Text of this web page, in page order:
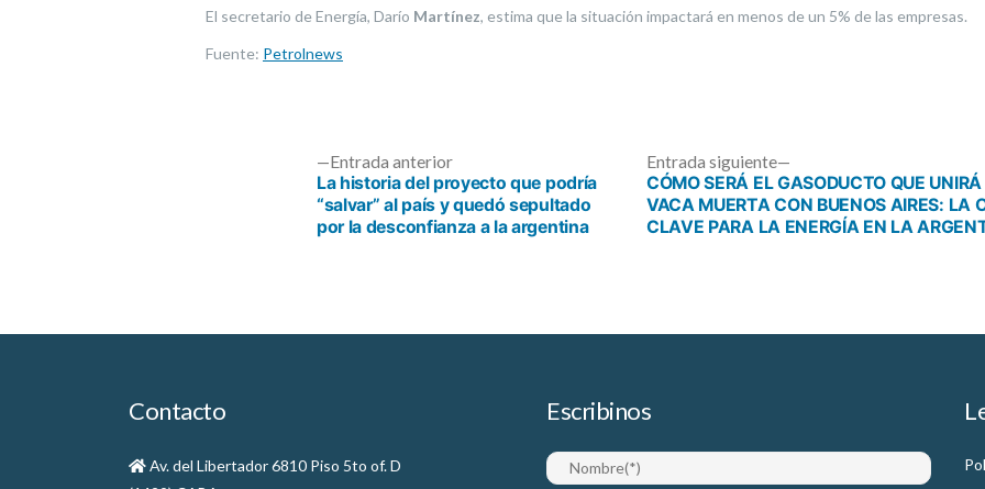
El secretario de Energía, Darío Martínez, estima que la situación impactará en menos de un 5% de las empresas.
Fuente: Petrolnews
Navegación
entradas
Entrada anteriorEntrada
anterior:
La historia del proyecto que podría
“salvar” al país y quedó sepultado
por la desconfianza a la argentina
Entrada siguiente
siguiente:
CÓMO SERÁ EL GASODUCTO QUE UNIRÁ
VACA MUERTA CON BUENOS AIRES: LA
CLAVE PARA LA ENERGÍA EN LA
Contacto
Av. del Libertador 6810 Piso 5to of. D
Escribinos